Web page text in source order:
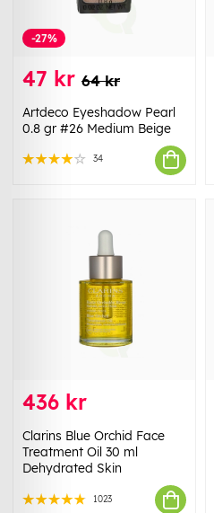
-27%
47 kr 64 kr
Artdeco Eyeshadow Pearl
0.8 gr #26 Medium Beige
34
436 kr
Clarins Blue Orchid Face
Treatment Oil 30 ml
Dehydrated Skin
1023